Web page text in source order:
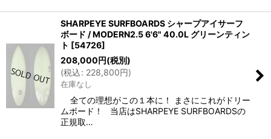
SHARPEYE SURFBOARDS シャープアイサーフ
ボード / MODERN2.5 6'6" 40.0L グリーンティン
ト [54726]
208,000円(税別)
(税込: 228,800円)
在庫なし
全ての理想がこの１本に！ まさにこれがドリー
ムボード！ 当店はSHARPEYE SURFBOARDSの
正規取…